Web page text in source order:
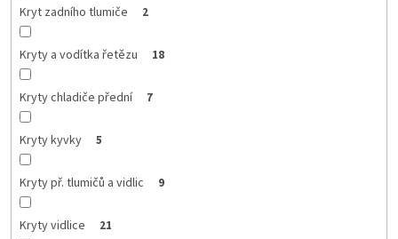
Kryt zadního tlumiče 2
Kryty a vodítka řetězu 18
Kryty chladiče přední 7
Kryty kyvky 5
Kryty př. tlumičů a vidlic 9
Kryty vidlice 21